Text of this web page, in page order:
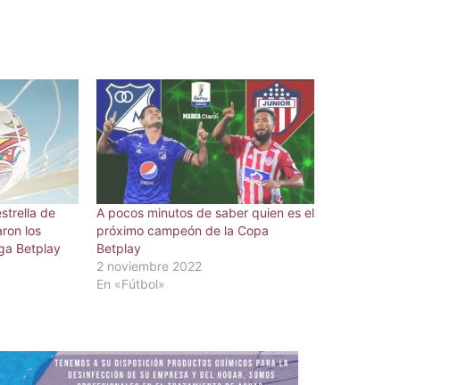
de
los
Betplay
A pocos minutos de saber quien es el
próximo campeón de la Copa
Betplay
2 noviembre 2022
En «Fútbol»